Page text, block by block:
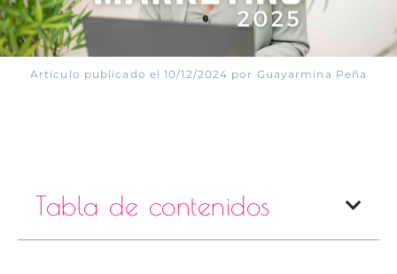
Artículo publicado el 10/12/2024 por Guayarmina Peña
Tabla de contenidos